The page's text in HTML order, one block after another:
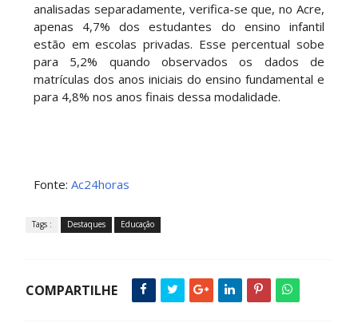
analisadas separadamente, verifica-se que, no Acre,
apenas 4,7% dos estudantes do ensino infantil
estão em escolas privadas. Esse percentual sobe
para 5,2% quando observados os dados de
matrículas dos anos iniciais do ensino fundamental e
para 4,8% nos anos finais dessa modalidade.
Fonte: Ac24horas
Tags : Destaques Educação
COMPARTILHE